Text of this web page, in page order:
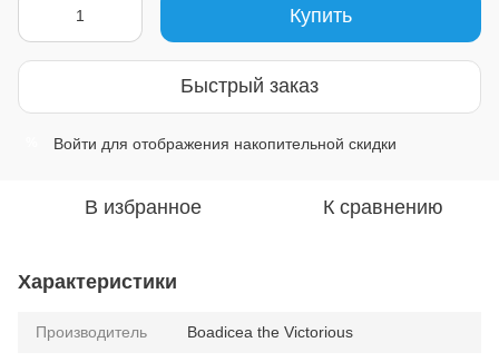
Купить
Быстрый заказ
Войти для отображения накопительной скидки
В избранное К сравнению
Характеристики
Производитель Boadicea the Victorious